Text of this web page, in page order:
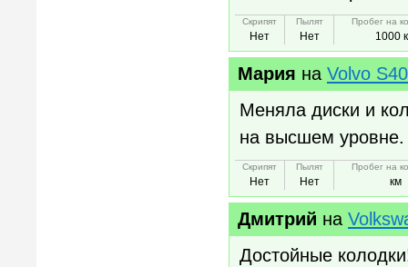
Скрипят
Нет
Пылят
Нет
Пробег на
1000
Мария на Volvo S40
Меняла диски и
на высшем уровне.
Скрипят
Нет
Пылят
Нет
Пробег на
км
Дмитрий на
Достойные